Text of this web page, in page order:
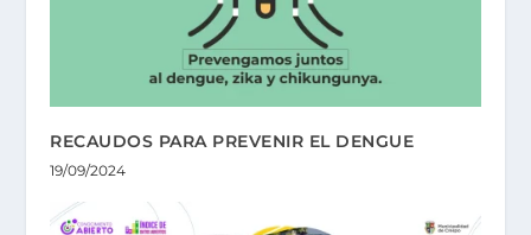
RECAUDOS PARA PREVENIR EL DENGUE
19/09/2024